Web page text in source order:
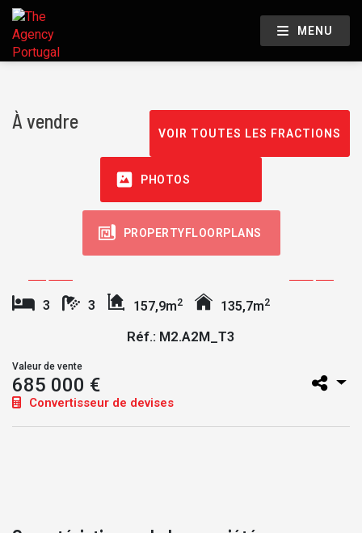
MENU
À vendre
VOIR TOUTES LES FRACTIONS
PHOTOS
PROPERTYFLOORPLANS
3 3 157,9m2 135,7m2
Réf.: M2.A2M_T3
Valeur de vente
685 000 €
Convertisseur de devises